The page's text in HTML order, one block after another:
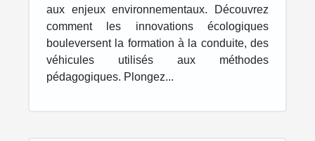
aux enjeux environnementaux. Découvrez
comment les innovations écologiques
bouleversent la formation à la conduite, des
véhicules utilisés aux méthodes
pédagogiques. Plongez...